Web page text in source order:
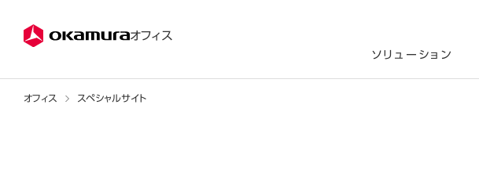
オフィス
ソリューション
オフィス スペシャルサイト